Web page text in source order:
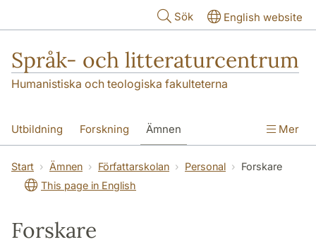
Sök English website
Språk- och litteraturcentrum
Humanistiska och teologiska fakulteterna
Utbildning Forskning Ämnen
SOL-husen Kontakt Institutionen
översättning till svenska
Mer
Start Ämnen Författarskolan Personal
Forskare
This page in English
Forskare